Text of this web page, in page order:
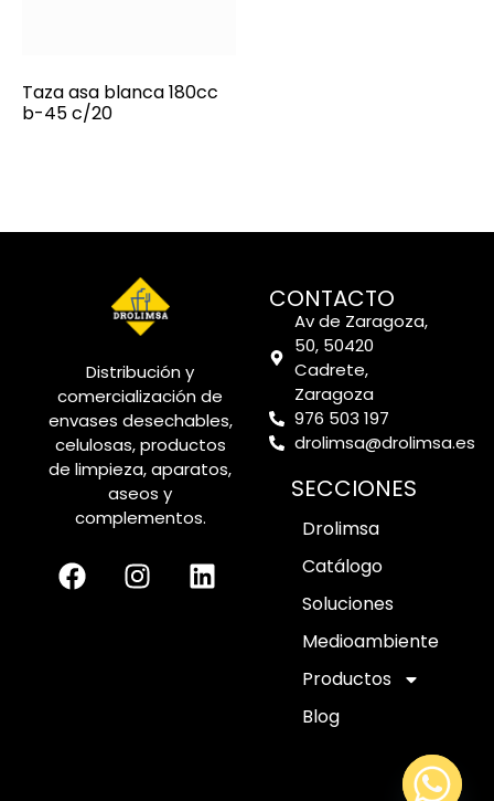
Taza asa blanca 180cc
b-45 c/20
Distribución y
comercialización de
envases desechables,
celulosas, productos
de limpieza, aparatos,
aseos y
complementos.
CONTACTO
Av de Zaragoza,
50, 50420
Cadrete,
Zaragoza
976 503 197
drolimsa@drolimsa.es
SECCIONES
Drolimsa
Catálogo
Soluciones
Medioambiente
Productos
Blog